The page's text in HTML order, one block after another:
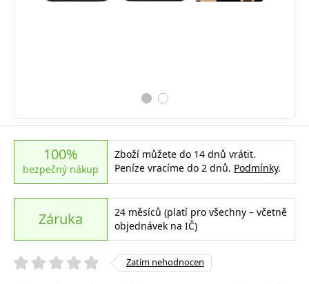
100%
bezpečný nákup
Zboží můžete do 14 dnů vrátit.
Peníze vracíme do 2 dnů. Podmínky.
Záruka
24 měsíců (platí pro všechny – včetně
objednávek na IČ)
Zatím nehodnocen